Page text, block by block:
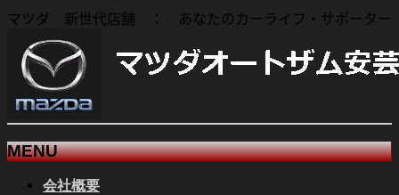
マツダ 新世代店舗 ： あなたのカーライフ・サポーター
MENU
会社概要